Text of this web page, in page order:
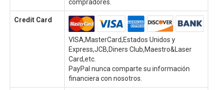
compradores.
Credit Card
VISA,MasterCard,Estados Unidos y
Express,JCB,Diners Club,Maestro&Laser
Card,etc.
PayPal nunca comparte su información
financiera con nosotros.